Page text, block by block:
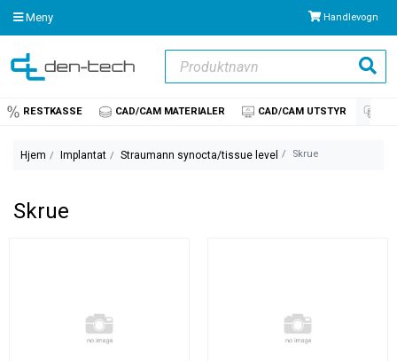
Meny Handlevogn
Søk
RESTKASSE CAD/CAM MATERIALER CAD/CAM UTSTYR
Hjem Implantat Straumann synocta/tissue level Skrue
Skrue